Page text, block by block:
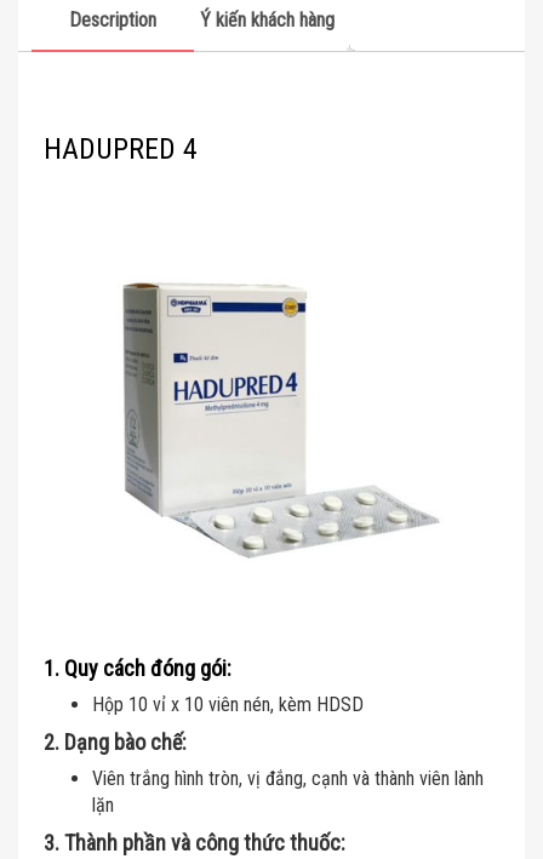
Description Ý kiến khách hàng
HADUPRED 4
1. Quy cách đóng gói:
Hộp 10 vỉ x 10 viên nén, kèm HDSD
2. Dạng bào chế:
Viên trắng hình tròn, vị đắng, cạnh và thành viên lành
lặn
3. Thành phần và công thức thuốc: